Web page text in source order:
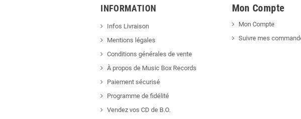
INFORMATION
Infos Livraison
Mentions légales
Conditions générales de vente
À propos de Music Box Records
Paiement sécurisé
Programme de fidélité
Vendez vos CD de B.O.
Mon Compte
Mon Compte
Suivre mes